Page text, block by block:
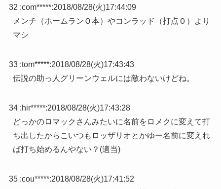
32 :com*****:2018/08/28(火)17:44:09
メンチ（ホームランＯ本）やコンラッド（打点０）より
マシ
33 :tom*****:2018/08/28(火)17:43:43
伝説の助っ人グリーンウェルには敵わないけどね。
34 :hir*****:2018/08/28(火)17:43:28
どっかのロマックさんみたいに名前をロメクに変えて打
ち出したからこいつもロッザリオとかゆー名前に変えれ
ば打ち始めるんやない？(適当)
35 :cou*****:2018/08/28(火)17:41:52